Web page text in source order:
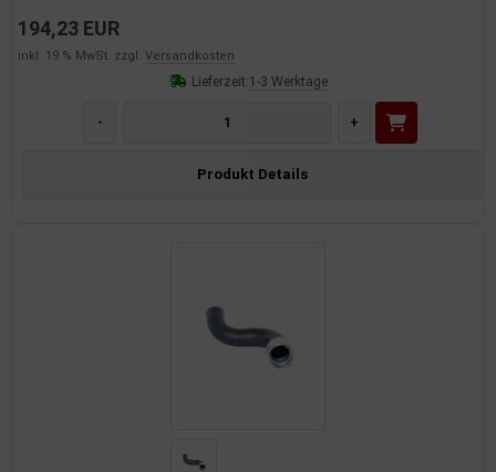
194,23 EUR
inkl. 19 % MwSt. zzgl. Versandkosten
Lieferzeit:1-3 Werktage
- +
Produkt Details